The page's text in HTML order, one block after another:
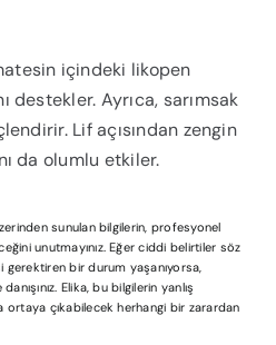
içindeki likopen
destekler. Ayrıca, sarımsak
Lif açısından zengin
da olumlu etkiler.
sunulan bilgilerin, profesyonel
unutmayınız. Eğer ciddi belirtiler söz
bir durum yaşanıyorsa,
Elika, bu bilgilerin yanlış
ortaya çıkabilecek herhangi bir zarardan